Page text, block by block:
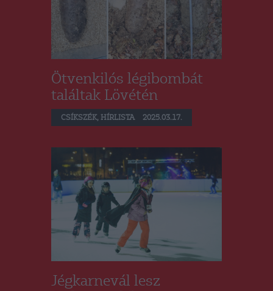
Ötvenkilós légibombát
találtak Lövétén
CSÍKSZÉK, HÍRLISTA 2025.03.17.
Jégkarnevál lesz